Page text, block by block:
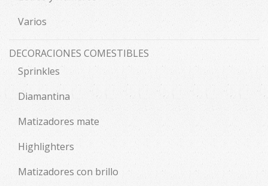
Varios
DECORACIONES COMESTIBLES
Sprinkles
Diamantina
Matizadores mate
Highlighters
Matizadores con brillo